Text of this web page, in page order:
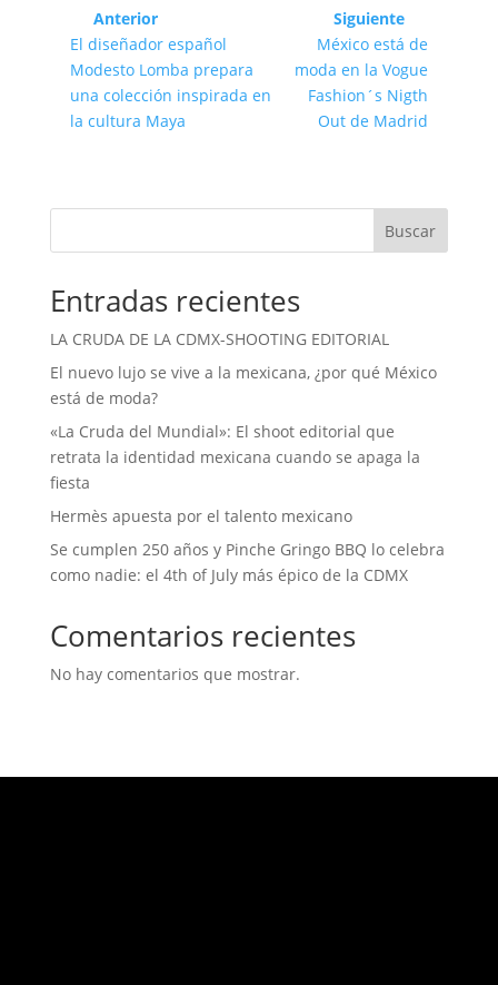
Anterior
El diseñador español
Modesto Lomba prepara
una colección inspirada en
la cultura Maya
Siguiente
México está de
moda en la Vogue
Fashion´s Nigth
Out de Madrid
Buscar
Entradas recientes
LA CRUDA DE LA CDMX-SHOOTING EDITORIAL
El nuevo lujo se vive a la mexicana, ¿por qué México
está de moda?
«La Cruda del Mundial»: El shoot editorial que
retrata la identidad mexicana cuando se apaga la
fiesta
Hermès apuesta por el talento mexicano
Se cumplen 250 años y Pinche Gringo BBQ lo celebra
como nadie: el 4th of July más épico de la CDMX
Comentarios recientes
No hay comentarios que mostrar.